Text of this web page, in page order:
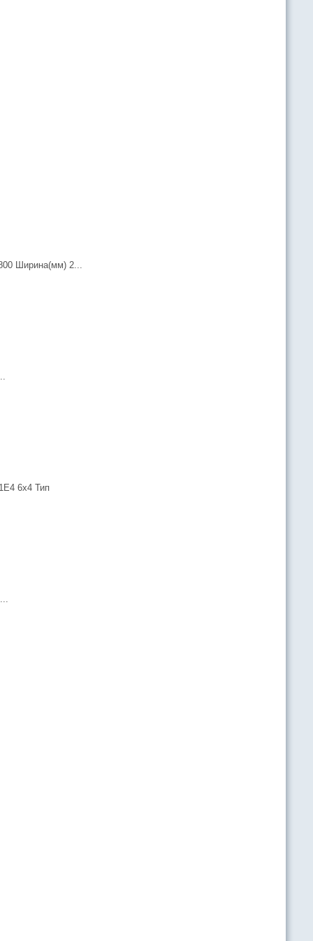
Ширина(мм) 2...
6х4 Тип